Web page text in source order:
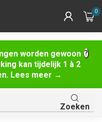
worden gewoon
kan tijdelijk 1 à 2
Lees meer →
0
Zoeken